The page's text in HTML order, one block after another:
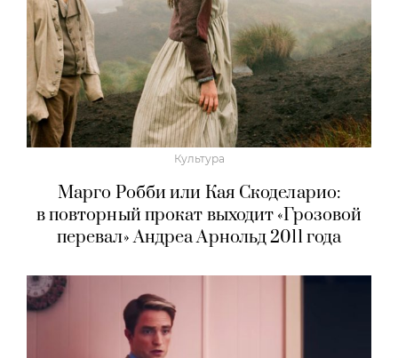
Культура
Марго Робби или Кая Скоделарио:
в повторный прокат выходит «Грозовой
перевал» Андреа Арнольд 2011 года